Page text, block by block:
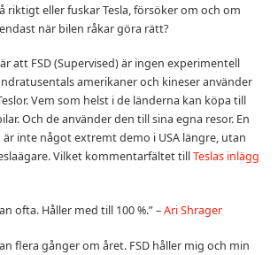
riktigt eller fuskar Tesla, försöker om och om
när bilen råkar göra rätt?
att FSD (Supervised) är ingen experimentell
amerikaner och kineser använder
Vem som helst i de länderna kan köpa till
Och de använder den till sina egna resor. En
inte något extremt demo i USA längre, utan
Vilket kommentarfältet tillTeslas inlägg
ofta. Håller med till 100 %.” –Ari Shrager
flera gånger om året. FSD håller mig och min